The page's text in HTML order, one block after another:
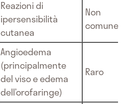
Reazioni di
ipersensibilità
cutanea
Non
comune
Angioedema
(principalmente
del viso e edema
dell’orofaringe)
Raro